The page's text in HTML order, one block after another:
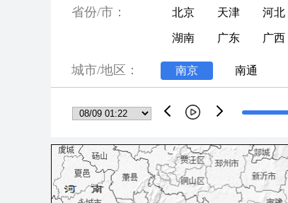
省份/市： 北京 天津 河北
湖南 广东 广西
城市/地区： 南京 南通